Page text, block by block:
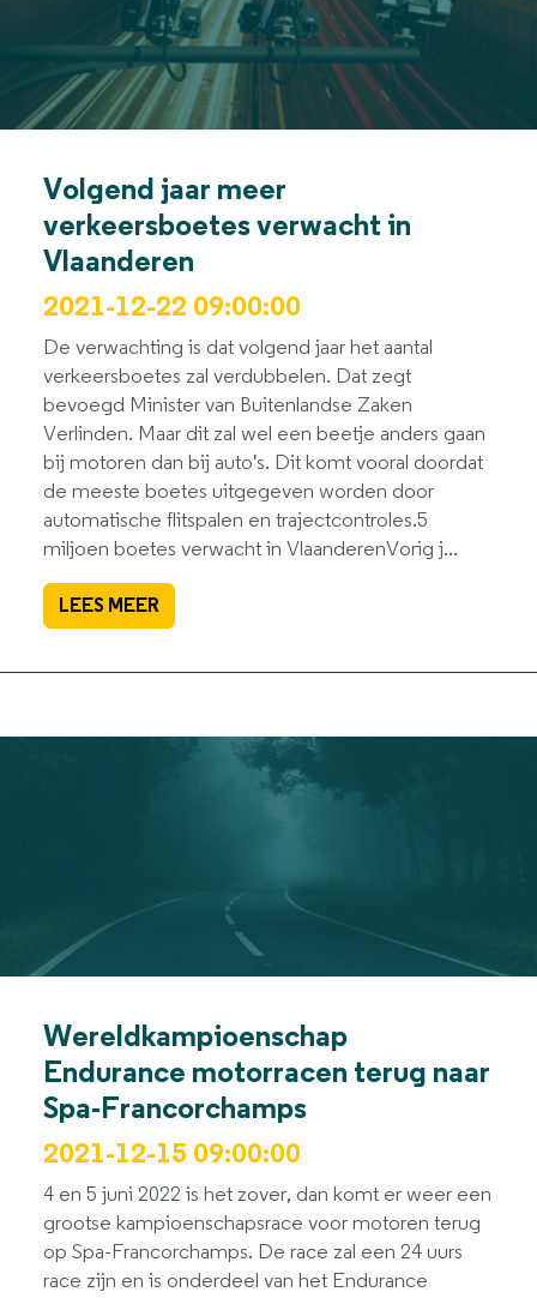
Volgend jaar meer
verkeersboetes verwacht in
Vlaanderen
2021-12-22 09:00:00
De verwachting is dat volgend jaar het aantal
verkeersboetes zal verdubbelen. Dat zegt
bevoegd Minister van Buitenlandse Zaken
Verlinden. Maar dit zal wel een beetje anders gaan
bij motoren dan bij auto's. Dit komt vooral doordat
de meeste boetes uitgegeven worden door
automatische flitspalen en trajectcontroles.5
miljoen boetes verwacht in VlaanderenVorig j...
LEES MEER
Wereldkampioenschap
Endurance motorracen terug naar
Spa-Francorchamps
2021-12-15 09:00:00
4 en 5 juni 2022 is het zover, dan komt er weer een
grootse kampioenschapsrace voor motoren terug
op Spa-Francorchamps. De race zal een 24 uurs
race zijn en is onderdeel van het Endurance